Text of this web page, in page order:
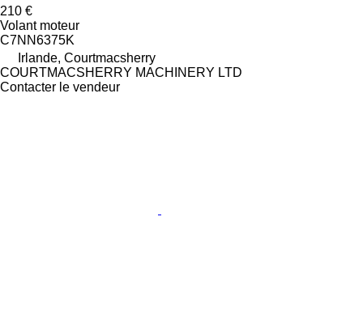
210 €
Volant moteur
C7NN6375K
Irlande, Courtmacsherry
COURTMACSHERRY MACHINERY LTD
Contacter le vendeur